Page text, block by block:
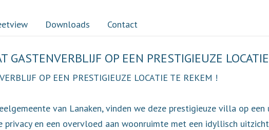
Downloads Contact
GASTENVERBLIJF OP EEN PRESTIGIEUZE
OP EEN PRESTIGIEUZE LOCATIE TE REKEM !
van Lanaken, vinden we deze prestigieuze villa op
en een overvloed aan woonruimte met een idyllisch